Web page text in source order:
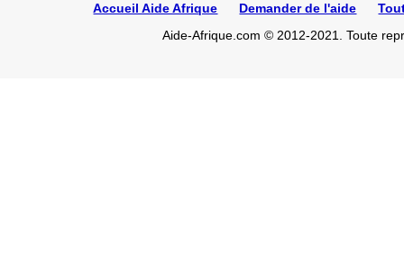
Accueil Aide Afrique Demander de l'aide
Aide-Afrique.com © 2012-2021. Toute